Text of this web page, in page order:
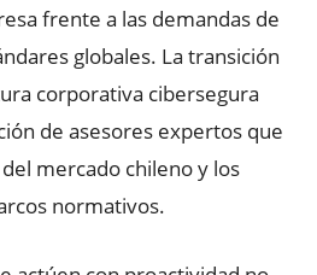
frente a las demandas de
globales. La transición
corporativa cibersegura
de asesores expertos que
mercado chileno y los
normativos.